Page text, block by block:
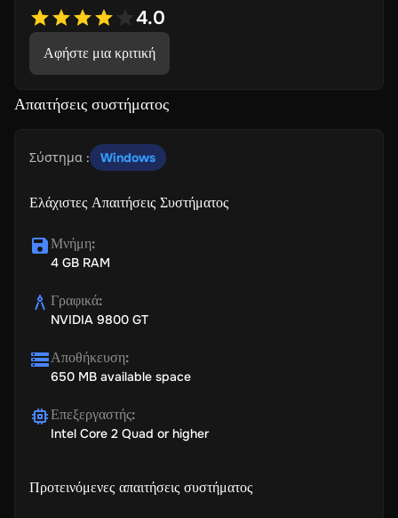
4.0
Αφήστε μια κριτική
Απαιτήσεις συστήματος
Σύστημα : Windows
Ελάχιστες Απαιτήσεις Συστήματος
Μνήμη:
4 GB RAM
Γραφικά:
NVIDIA 9800 GT
Αποθήκευση:
650 MB available space
Επεξεργαστής:
Intel Core 2 Quad or higher
Προτεινόμενες απαιτήσεις συστήματος